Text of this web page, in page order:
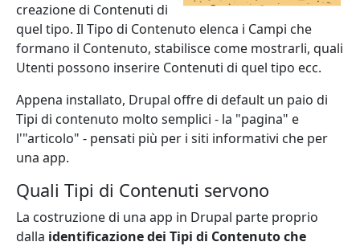
creazione di Contenuti di
quel tipo. Il Tipo di Contenuto elenca i Campi che
formano il Contenuto, stabilisce come mostrarli, quali
Utenti possono inserire Contenuti di quel tipo ecc.
Appena installato, Drupal offre di default un paio di
Tipi di contenuto molto semplici - la "pagina" e
l'"articolo" - pensati più per i siti informativi che per
una app.
Quali Tipi di Contenuti servono
La costruzione di una app in Drupal parte proprio
dalla identificazione dei Tipi di Contenuto che